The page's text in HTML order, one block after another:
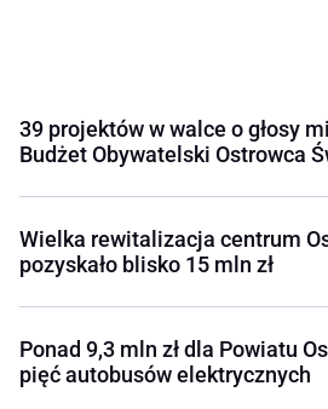
39 projektów w walce o głosy
Budżet Obywatelski Ostrowca
Wielka rewitalizacja centrum
pozyskało blisko 15 mln zł
Ponad 9,3 mln zł dla Powiatu
pięć autobusów elektrycznych